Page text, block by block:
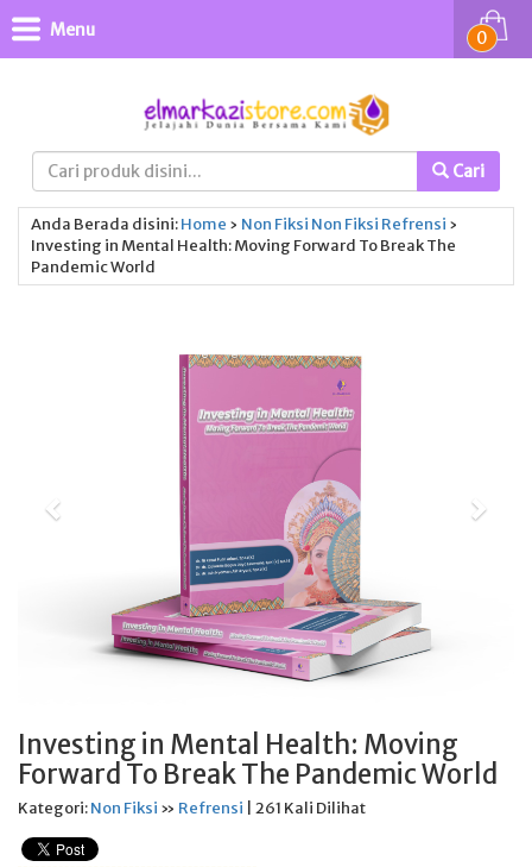
Cari
0
Menu
Anda Berada disini:Home › Non Fiksi Non Fiksi Refrensi ›
Investing in Mental Health: Moving Forward To Break The
Pandemic World
Investing in Mental Health: Moving
Forward To Break The Pandemic World
Kategori:Non Fiksi » Refrensi | 261 Kali Dilihat